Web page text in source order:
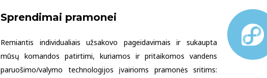
Sprendimai pramonei
Remiantis individualiais užsakovo pageidavimais ir sukaupta
mūsų komandos patirtimi, kuriamos ir pritaikomos vandens
paruošimo/valymo technologijos įvairioms pramonės sritims: